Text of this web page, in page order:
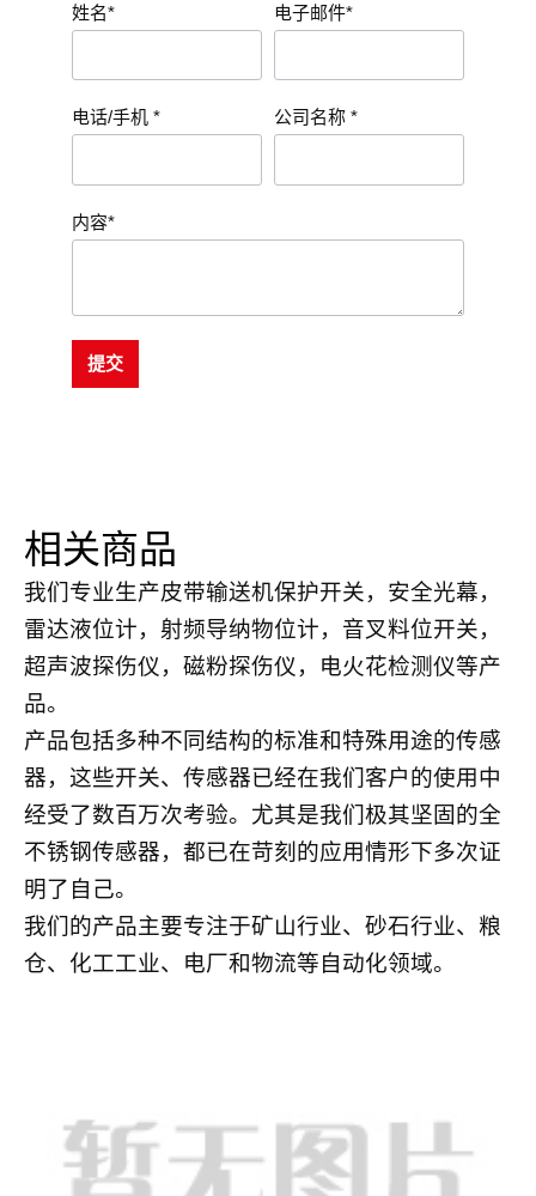
姓名* 电子邮件*
电话/手机 * 公司名称 *
内容*
提交
相关商品
我们专业生产皮带输送机保护开关，安全光幕，
雷达液位计，射频导纳物位计，音叉料位开关，
超声波探伤仪，磁粉探伤仪，电火花检测仪等产
品。
产品包括多种不同结构的标准和特殊用途的传感
器，这些开关、传感器已经在我们客户的使用中
经受了数百万次考验。尤其是我们极其坚固的全
不锈钢传感器，都已在苛刻的应用情形下多次证
明了自己。
我们的产品主要专注于矿山行业、砂石行业、粮
仓、化工工业、电厂和物流等自动化领域。